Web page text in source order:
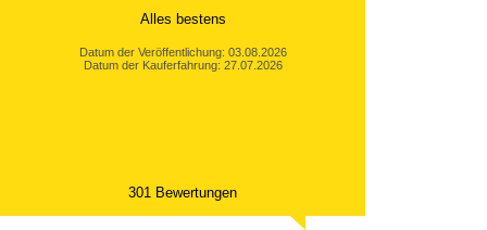
Alles bestens
Datum der Veröffentlichung: 03.08.2026
Datum der Kauferfahrung: 27.07.2026
301 Bewertungen